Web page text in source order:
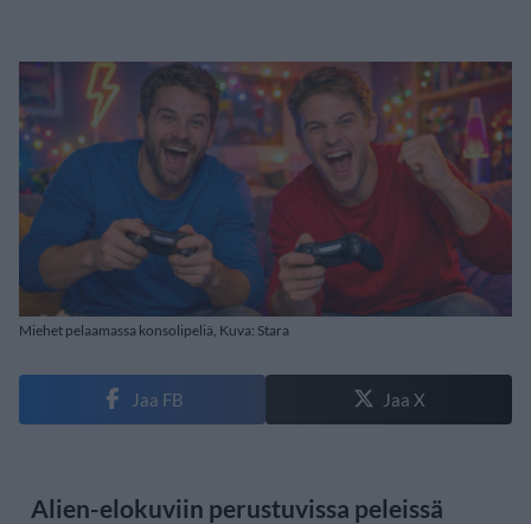
Miehet pelaamassa konsolipeliä, Kuva: Stara
Jaa FB Jaa X
Alien-elokuviin perustuvissa peleissä